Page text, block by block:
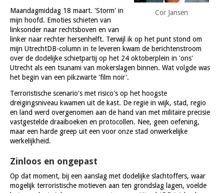
Cor Jansen
Maandagmiddag 18 maart. 'Storm' in
mijn hoofd. Emoties schieten van
linksonder naar rechtsboven en van
linker naar rechter hersenhelft. Terwijl ik op het punt stond om
mijn UtrechtDB-column in te leveren kwam de berichtenstroom
over de dodelijke schietpartij op het 24 oktoberplein in 'ons'
Utrecht als een tsunami van mokerslagen binnen. Wat volgde was
het begin van een pikzwarte 'film noir'.
Terroristische scenario's met risico's op het hoogste
dreigingsniveau kwamen uit de kast. De regie in wijk, stad, regio
en land werd overgenomen aan de hand van met militaire precisie
vastgestelde draaiboeken en protocollen. Nee, geen oefening,
maar een harde greep uit een voor onze stad onwerkelijke
werkelijkheid.
Zinloos en ongepast
Op dat moment, bij een aanslag met dodelijke slachtoffers, waar
mogelijk terroristische motieven aan ten grondslag lagen, voelde